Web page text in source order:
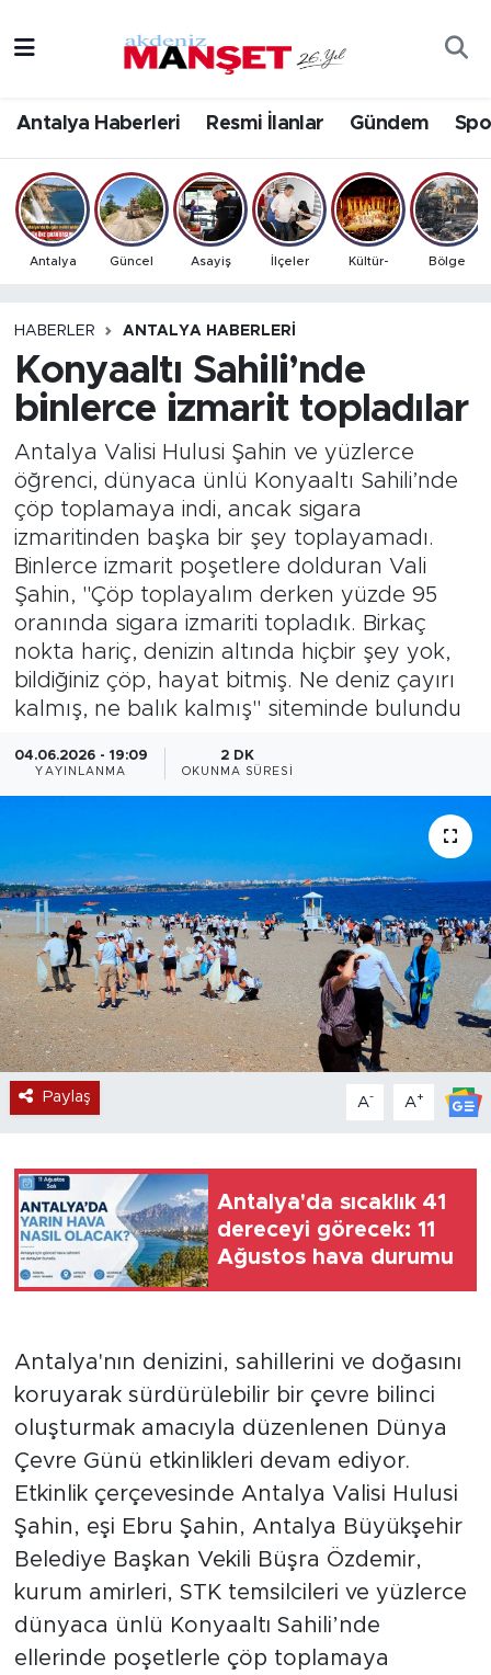
Antalya Haberleri Resmi İlanlar Gündem
Antalya Güncel Asayiş İlçeler Kültür- Bölge
HABERLER ANTALYA HABERLERI
Konyaaltı Sahili’nde
binlerce izmarit topladılar
Antalya Valisi Hulusi Şahin ve yüzlerce
öğrenci, dünyaca ünlü Konyaaltı Sahili’nde
çöp toplamaya indi, ancak sigara
izmaritinden başka bir şey toplayamadı.
Binlerce izmarit poşetlere dolduran Vali
Şahin, "Çöp toplayalım derken yüzde 95
oranında sigara izmariti topladık. Birkaç
nokta hariç, denizin altında hiçbir şey yok,
bildiğiniz çöp, hayat bitmiş. Ne deniz çayırı
kalmış, ne balık kalmış" siteminde bulundu
04.06.2026 - 19:09
YAYINLANMA
2 DK
OKUNMA SÜRESI
Paylaş A- A+
Antalya'da sıcaklık 41
dereceyi görecek: 11
Ağustos hava durumu
Antalya'nın denizini, sahillerini ve doğasını
koruyarak sürdürülebilir bir çevre bilinci
oluşturmak amacıyla düzenlenen Dünya
Çevre Günü etkinlikleri devam ediyor.
Etkinlik çerçevesinde Antalya Valisi Hulusi
Şahin, eşi Ebru Şahin, Antalya Büyükşehir
Belediye Başkan Vekili Büşra Özdemir,
kurum amirleri, STK temsilcileri ve yüzlerce
dünyaca ünlü Konyaaltı Sahili’nde
ellerinde poşetlerle çöp toplamaya
Bilim & Teknoloji
Eğitim
Ekonomi
Gündem
İlçeler
Kültür- Sanat
Magazin
Özel Haber
Politika
Resmi İlanlar
Sağlık
Turizm
Antalya Hava Durumu
Antalya Namaz Vakitleri
Antalya Trafik Yoğunluk Haritası
Tüm Manşetler
Son Dakika Haberleri
Haber Arşivi